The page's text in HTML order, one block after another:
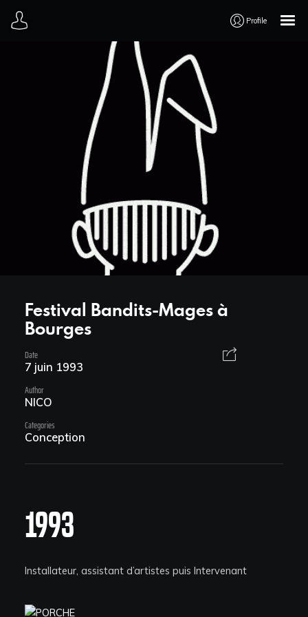
Profile
Festival Bandits-Mages à
Bourges
Date
7 juin 1993
Author
NICO
Categories
Conception
1993
Installateur, assistant d’artistes puis Intervenant
Accueil
TV
WEB
LIVE
ART
Parcours